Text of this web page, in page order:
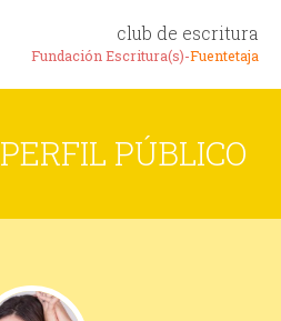
club de escritura
Fundación Escritura(s)-Fuentetaja
PERFIL PÚBLICO